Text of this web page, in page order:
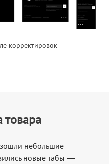
корректировок
товара
небольшие
новые табы —